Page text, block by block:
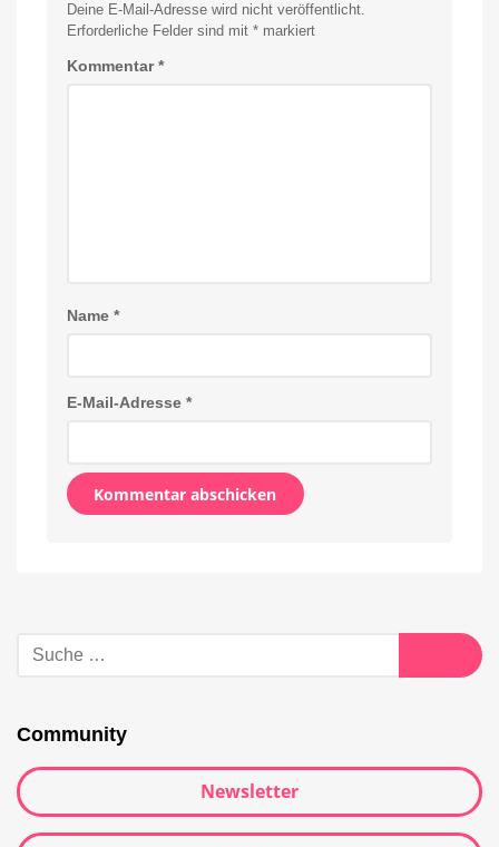
Deine E-Mail-Adresse wird nicht veröffentlicht.
Erforderliche Felder sind mit * markiert
Kommentar*
Name *
E-Mail-Adresse *
Suche
nach:
Suche
Community
Newsletter